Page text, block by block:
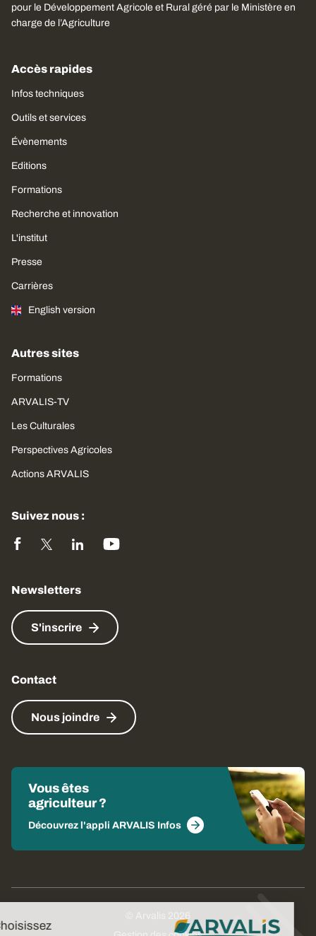
Choisissez
pour le Développement Agricole et Rural géré par le Ministère en
charge de l’Agriculture
Accès rapides
Infos techniques
Outils et services
Évènements
Editions
Formations
Recherche et innovation
L'institut
Presse
Carrières
English version
Autres sites
Formations
ARVALIS-TV
Les Culturales
Perspectives Agricoles
Actions ARVALIS
Suivez nous :
Newsletters
S'inscrire
Contact
Nous joindre
Vous êtes
agriculteur ?
Découvrez l'appli ARVALIS Infos